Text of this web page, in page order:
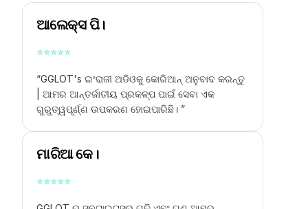
ଆଲେକ୍ସ ପି।
⭐⭐⭐⭐⭐
“GGLOT'sଇଂରାଜୀ ଅଡିଓକୁ କୋରିଆନ୍ ଅନୁବାଦ କରନ୍ତୁ
|ଆମର ଆନ୍ତର୍ଜାତୀୟ ପ୍ରକଳ୍ପ ପାଇଁ ସେବା ଏକ
ଗୁରୁତ୍ୱପୂର୍ଣ୍ଣ ଉପକରଣ ହୋଇପାରିଛି। ”
ମାରିଆ କେ।
⭐⭐⭐⭐⭐